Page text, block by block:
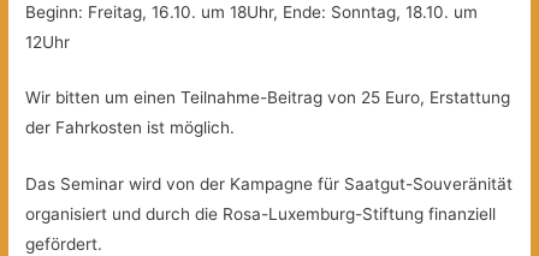
Beginn: Freitag, 16.10. um 18Uhr, Ende: Sonntag, 18.10. um
12Uhr
Wir bitten um einen Teilnahme-Beitrag von 25 Euro, Erstattung
der Fahrkosten ist möglich.
Das Seminar wird von der Kampagne für Saatgut-Souveränität
organisiert und durch die Rosa-Luxemburg-Stiftung finanziell
gefördert.